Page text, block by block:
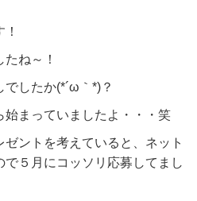
ね～！
したか(*´ω｀*)？
まっていましたよ・・・笑
ントを考えていると、ネット
５月にコッソリ応募してまし